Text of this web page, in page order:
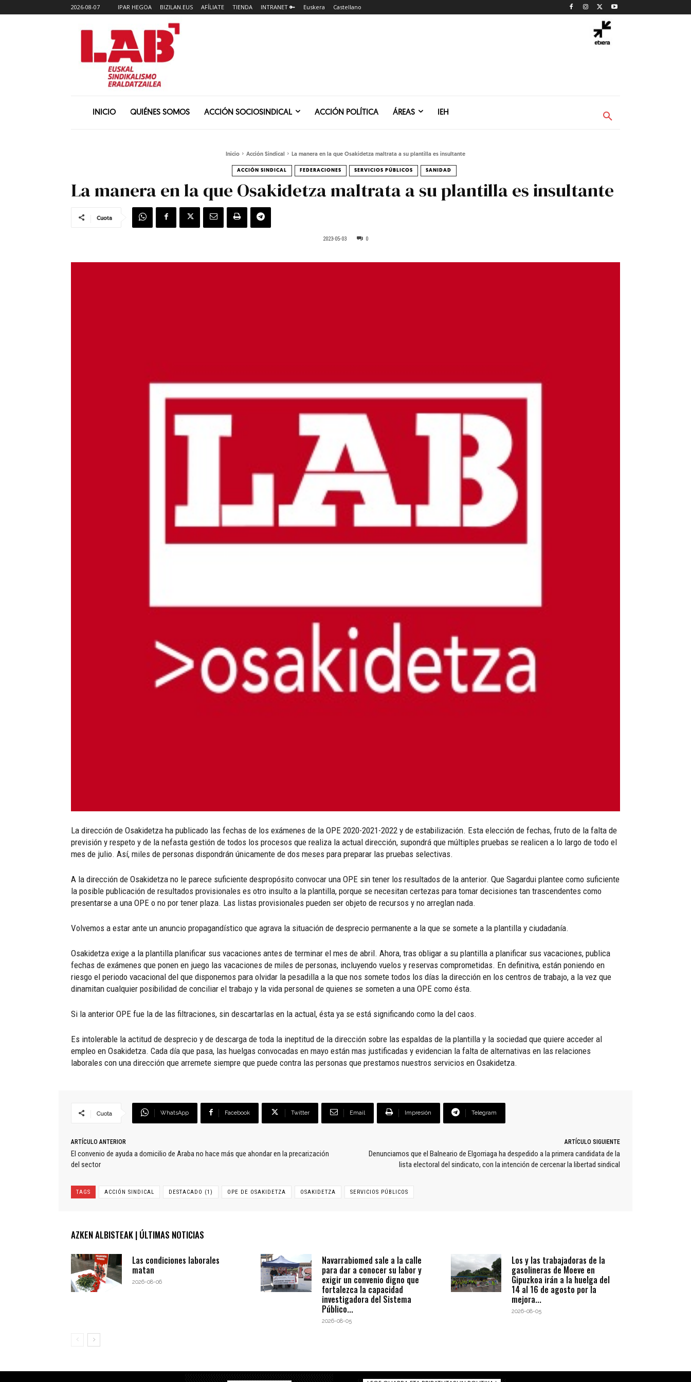
2026-08-07 IPAR HEGOA BIZILAN.EUS AFÍLIATE TIENDA INTRANET 🔑 Euskera Castellano
INICIO QUIÉNES SOMOS ACCIÓN SOCIOSINDICAL ACCIÓN POLÍTICA ÁREAS IEH
Inicio Acción Sindical La manera en la que Osakidetza maltrata a su plantilla es insultante
ACCIÓN SINDICAL FEDERACIONES SERVICIOS PÚBLICOS SANIDAD
La manera en la que Osakidetza maltrata a su plantilla es insultante
Cuota
2023-05-03 0
La dirección de Osakidetza ha publicado las fechas de los exámenes de la OPE 2020-2021-2022 y de estabilización. Esta elección de fechas, fruto de la falta de
previsión y respeto y de la nefasta gestión de todos los procesos que realiza la actual dirección, supondrá que múltiples pruebas se realicen a lo largo de todo el
mes de julio. Así, miles de personas dispondrán únicamente de dos meses para preparar las pruebas selectivas.
A la dirección de Osakidetza no le parece suficiente despropósito convocar una OPE sin tener los resultados de la anterior. Que Sagardui plantee como suficiente
la posible publicación de resultados provisionales es otro insulto a la plantilla, porque se necesitan certezas para tomar decisiones tan trascendentes como
presentarse a una OPE o no por tener plaza. Las listas provisionales pueden ser objeto de recursos y no arreglan nada.
Volvemos a estar ante un anuncio propagandístico que agrava la situación de desprecio permanente a la que se somete a la plantilla y ciudadanía.
Osakidetza exige a la plantilla planificar sus vacaciones antes de terminar el mes de abril. Ahora, tras obligar a su plantilla a planificar sus vacaciones, publica
fechas de exámenes que ponen en juego las vacaciones de miles de personas, incluyendo vuelos y reservas comprometidas. En definitiva, están poniendo en
riesgo el periodo vacacional del que disponemos para olvidar la pesadilla a la que nos somete todos los días la dirección en los centros de trabajo, a la vez que
dinamitan cualquier posibilidad de conciliar el trabajo y la vida personal de quienes se someten a una OPE como ésta.
Si la anterior OPE fue la de las filtraciones, sin descartarlas en la actual, ésta ya se está significando como la del caos.
Es intolerable la actitud de desprecio y de descarga de toda la ineptitud de la dirección sobre las espaldas de la plantilla y la sociedad que quiere acceder al
empleo en Osakidetza. Cada día que pasa, las huelgas convocadas en mayo están mas justificadas y evidencian la falta de alternativas en las relaciones
laborales con una dirección que arremete siempre que puede contra las personas que prestamos nuestros servicios en Osakidetza.
Cuota WhatsApp Facebook Twitter Email Impresión Telegram
ARTÍCULO ANTERIOR
El convenio de ayuda a domicilio de Araba no hace más que ahondar en la precarización
del sector
ARTÍCULO SIGUIENTE
Denunciamos que el Balneario de Elgorriaga ha despedido a la primera candidata de la
lista electoral del sindicato, con la intención de cercenar la libertad sindical
TAGS ACCIÓN SINDICAL DESTACADO (1) OPE DE OSAKIDETZA OSAKIDETZA SERVICIOS PÚBLICOS
AZKEN ALBISTEAK | ÚLTIMAS NOTICIAS
Las condiciones laborales
matan
2026-08-06
Navarrabiomed sale a la calle
para dar a conocer su labor y
exigir un convenio digno que
fortalezca la capacidad
investigadora del Sistema
Público...
2026-08-05
Los y las trabajadoras de la
gasolineras de Moeve en
Gipuzkoa irán a la huelga del
14 al 16 de agosto por la
mejora...
2026-08-05